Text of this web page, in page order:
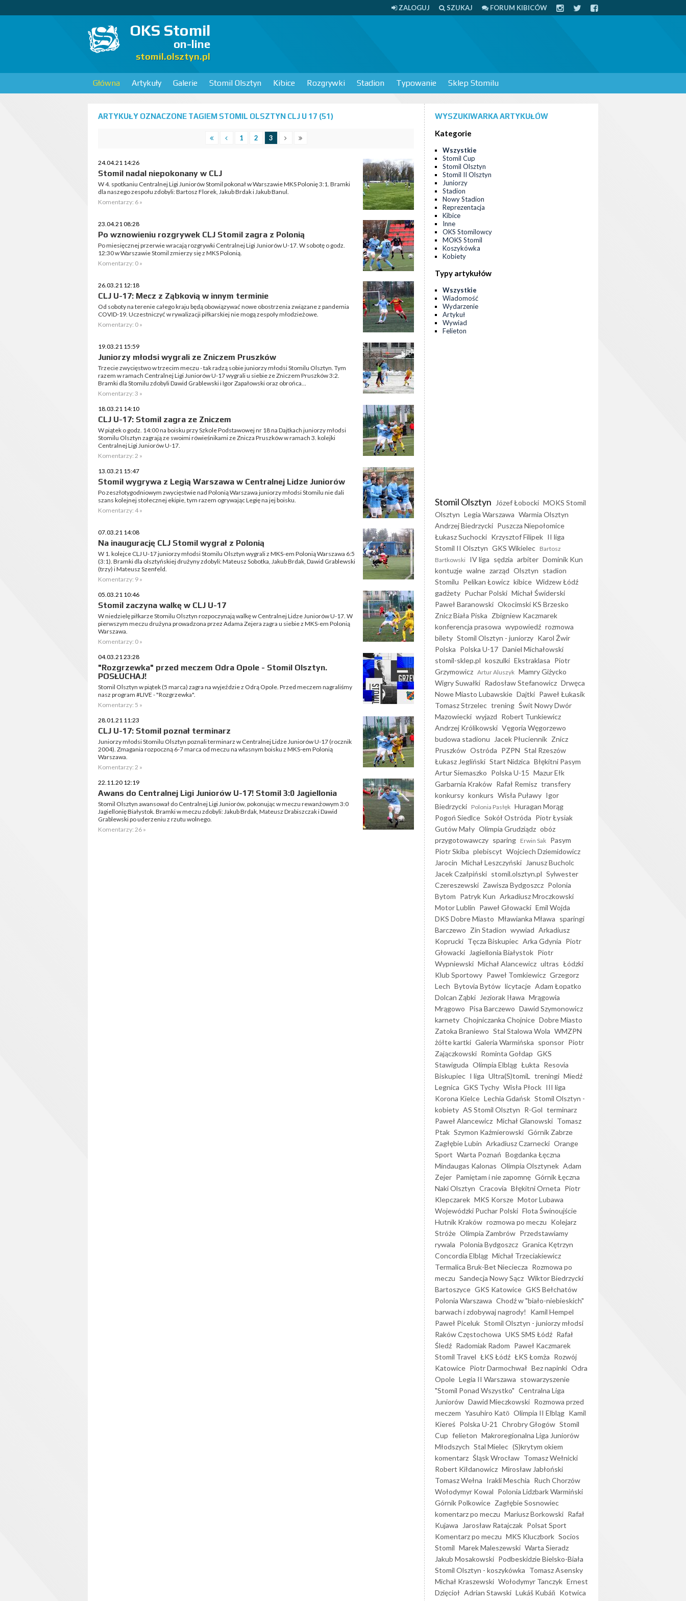
ZALOGUJ SZUKAJ FORUM KIBICÓW
OKS Stomil
on-line
stomil.olsztyn.pl
Główna Artykuły Galerie Stomil Olsztyn Kibice Rozgrywki Stadion Typowanie Sklep Stomilu
ARTYKUŁY OZNACZONE TAGIEM STOMIL OLSZTYN CLJ U 17 (51)
1 2 3
24.04.21 14:26
Stomil nadal niepokonany w CLJ
W 4. spotkaniu Centralnej Ligi Juniorów Stomil pokonał w Warszawie MKS Polonię 3:1. Bramki
dla naszego zespołu zdobyli: Bartosz Florek, Jakub Brdak i Jakub Banul.
Komentarzy: 6 »
23.04.21 08:28
Po wznowieniu rozgrywek CLJ Stomil zagra z Polonią
Po miesięcznej przerwie wracają rozgrywki Centralnej Ligi Juniorów U-17. W sobotę o godz.
12:30 w Warszawie Stomil zmierzy się z MKS Polonią.
Komentarzy: 0 »
26.03.21 12:18
CLJ U-17: Mecz z Ząbkovią w innym terminie
Od soboty na terenie całego kraju będą obowiązywać nowe obostrzenia związane z pandemia
COVID-19. Uczestniczyć w rywalizacji piłkarskiej nie mogą zespoły młodzieżowe.
Komentarzy: 0 »
19.03.21 15:59
Juniorzy młodsi wygrali ze Zniczem Pruszków
Trzecie zwycięstwo w trzecim meczu - tak radzą sobie juniorzy młodsi Stomilu Olsztyn. Tym
razem w ramach Centralnej Ligi Juniorów U-17 wygrali u siebie ze Zniczem Pruszków 3:2.
Bramki dla Stomilu zdobyli Dawid Grablewski i Igor Zapałowski oraz obrońca...
Komentarzy: 3 »
18.03.21 14:10
CLJ U-17: Stomil zagra ze Zniczem
W piątek o godz. 14:00 na boisku przy Szkole Podstawowej nr 18 na Dajtkach juniorzy młodsi
Stomilu Olsztyn zagrają ze swoimi rówieśnikami ze Znicza Pruszków w ramach 3. kolejki
Centralnej Ligi Juniorów U-17.
Komentarzy: 2 »
13.03.21 15:47
Stomil wygrywa z Legią Warszawa w Centralnej Lidze Juniorów
Po zeszłotygodniowym zwycięstwie nad Polonią Warszawa juniorzy młodsi Stomilu nie dali
szans kolejnej stołecznej ekipie, tym razem ogrywając Legię na jej boisku.
Komentarzy: 4 »
07.03.21 14:08
Na inaugurację CLJ Stomil wygrał z Polonią
W 1. kolejce CLJ U-17 juniorzy młodsi Stomilu Olsztyn wygrali z MKS-em Polonią Warszawa 6:5
(3:1). Bramki dla olsztyńskiej drużyny zdobyli: Mateusz Sobotka, Jakub Brdak, Dawid Grablewski
(trzy) i Mateusz Szenfeld.
Komentarzy: 9 »
05.03.21 10:46
Stomil zaczyna walkę w CLJ U-17
W niedzielę piłkarze Stomilu Olsztyn rozpoczynają walkę w Centralnej Lidze Juniorów U-17. W
pierwszym meczu drużyna prowadzona przez Adama Zejera zagra u siebie z MKS-em Polonią
Warszawa.
Komentarzy: 0 »
04.03.21 23:28
"Rozgrzewka" przed meczem Odra Opole - Stomil Olsztyn.
POSŁUCHAJ!
Stomil Olsztyn w piątek (5 marca) zagra na wyjeździe z Odrą Opole. Przed meczem nagraliśmy
nasz program #LIVE - "Rozgrzewka".
Komentarzy: 5 »
28.01.21 11:23
CLJ U-17: Stomil poznał terminarz
Juniorzy młodsi Stomilu Olsztyn poznali terminarz w Centralnej Lidze Juniorów U-17 (rocznik
2004). Zmagania rozpoczną 6-7 marca od meczu na własnym boisku z MKS-em Polonią
Warszawa.
Komentarzy: 2 »
22.11.20 12:19
Awans do Centralnej Ligi Juniorów U-17! Stomil 3:0 Jagiellonia
Stomil Olsztyn awansował do Centralnej Ligi Juniorów, pokonując w meczu rewanżowym 3:0
Jagiellonię Białystok. Bramki w meczu zdobyli: Jakub Brdak, Mateusz Drabiszczak i Dawid
Grablewski po uderzeniu z rzutu wolnego.
Komentarzy: 26 »
WYSZUKIWARKA ARTYKUŁÓW
Kategorie
Wszystkie
Stomil Cup
Stomil Olsztyn
Stomil II Olsztyn
Juniorzy
Stadion
Nowy Stadion
Reprezentacja
Kibice
Inne
OKS Stomilowcy
MOKS Stomil
Koszykówka
Kobiety
Typy artykułów
Wszystkie
Wiadomość
Wydarzenie
Artykuł
Wywiad
Felieton
Stomil Olsztyn Józef Łobocki MOKS Stomil
Olsztyn Legia Warszawa Warmia Olsztyn
Andrzej Biedrzycki Puszcza Niepołomice
Łukasz Suchocki Krzysztof Filipek II liga
Stomil II Olsztyn GKS Wikielec Bartosz
Bartkowski IV liga sędzia arbiter Dominik Kun
kontuzje walne zarząd Olsztyn stadion
Stomilu Pelikan Łowicz kibice Widzew Łódź
gadżety Puchar Polski Michał Świderski
Paweł Baranowski Okocimski KS Brzesko
Znicz Biała Piska Zbigniew Kaczmarek
konferencja prasowa wypowiedź rozmowa
bilety Stomil Olsztyn - juniorzy Karol Żwir
Polska Polska U-17 Daniel Michałowski
stomil-sklep.pl koszulki Ekstraklasa Piotr
Grzymowicz Artur Aluszyk Mamry Giżycko
Wigry Suwałki Radosław Stefanowicz Drwęca
Nowe Miasto Lubawskie Dajtki Paweł Łukasik
Tomasz Strzelec trening Świt Nowy Dwór
Mazowiecki wyjazd Robert Tunkiewicz
Andrzej Królikowski Vęgoria Węgorzewo
budowa stadionu
Jacek Płuciennik Znicz
Pruszków Ostróda PZPN Stal Rzeszów
Łukasz Jegliński Start Nidzica Błękitni Pasym
Artur Siemaszko Polska U-15 Mazur Ełk
Garbarnia Kraków Rafał Remisz transfery
konkursy konkurs Wisła Puławy Igor
Biedrzycki Polonia Pasłęk Huragan Morąg
Pogoń Siedlce Sokół Ostróda Piotr Łysiak
Gutów Mały Olimpia Grudziądz obóz
przygotowawczy sparing Erwin Sak Pasym
Piotr Skiba plebiscyt Wojciech Dziemidowicz
Jarocin Michał Leszczyński
Janusz Bucholc
Jacek Czałpiński stomil.olsztyn.pl Sylwester
Czereszewski Zawisza Bydgoszcz Polonia
Bytom Patryk Kun Arkadiusz Mroczkowski
Motor Lublin Paweł Głowacki Emil Wojda
DKS Dobre Miasto Mławianka Mława sparingi
Barczewo Zin Stadion wywiad Arkadiusz
Koprucki Tęcza Biskupiec Arka Gdynia Piotr
Głowacki
Jagiellonia Białystok Piotr
Wypniewski Michał Alancewicz ultras Łódzki
Klub Sportowy Paweł Tomkiewicz Grzegorz
Lech Bytovia Bytów licytacje Adam Łopatko
Dolcan Ząbki
Jeziorak Iława Mrągowia
Mrągowo Pisa Barczewo Dawid Szymonowicz
karnety Chojniczanka Chojnice Dobre Miasto
Zatoka Braniewo Stal Stalowa Wola WMZPN
żółte kartki Galeria Warmińska sponsor Piotr
Zajączkowski Rominta Gołdap GKS
Stawiguda Olimpia Elbląg Łukta Resovia
Biskupiec I liga Ultra(S)tomiL treningi Miedź
Legnica GKS Tychy Wisła Płock III liga
Korona Kielce Lechia Gdańsk Stomil Olsztyn -
kobiety AS Stomil Olsztyn R-Gol terminarz
Paweł Alancewicz Michał Glanowski Tomasz
Ptak Szymon Kaźmierowski Górnik Zabrze
Zagłębie Lubin Arkadiusz Czarnecki Orange
Sport Warta Poznań Bogdanka Łęczna
Mindaugas Kalonas Olimpia Olsztynek Adam
Zejer Pamiętam i nie zapomnę Górnik Łęczna
Naki Olsztyn Cracovia Błękitni Orneta Piotr
Klepczarek MKS Korsze Motor Lubawa
Wojewódzki Puchar Polski Flota Świnoujście
Hutnik Kraków rozmowa po meczu Kolejarz
Stróże Olimpia Zambrów Przedstawiamy
rywala Polonia Bydgoszcz Granica Kętrzyn
Concordia Elbląg Michał Trzeciakiewicz
Termalica Bruk-Bet Nieciecza Rozmowa po
meczu Sandecja Nowy Sącz Wiktor Biedrzycki
Bartoszyce GKS Katowice GKS Bełchatów
Polonia Warszawa Chodź w "biało-niebieskich"
barwach i zdobywaj nagrody!
Kamil Hempel
Paweł Piceluk Stomil Olsztyn - juniorzy młodsi
Raków Częstochowa UKS SMS Łódź Rafał
Śledź Radomiak Radom Paweł Kaczmarek
Stomil Travel ŁKS Łódź ŁKS Łomża Rozwój
Katowice Piotr Darmochwał Bez napinki Odra
Opole Legia II Warszawa stowarzyszenie
"Stomil Ponad Wszystko" Centralna Liga
Juniorów Dawid Mieczkowski Rozmowa przed
meczem Yasuhiro Katō Olimpia II Elbląg Kamil
Kiereś Polska U-21 Chrobry Głogów Stomil
Cup felieton Makroregionalna Liga Juniorów
Młodszych Stal Mielec (S)krytym okiem
komentarz Śląsk Wrocław Tomasz Wełnicki
Robert Kiłdanowicz Mirosław Jabłoński
Tomasz Wełna Irakli Meschia Ruch Chorzów
Wołodymyr Kowal Polonia Lidzbark Warmiński
Górnik Polkowice Zagłębie Sosnowiec
komentarz po meczu Mariusz Borkowski Rafał
Kujawa
Jarosław Ratajczak Polsat Sport
Komentarz po meczu MKS Kluczbork Socios
Stomil Marek Maleszewski Warta Sieradz
Jakub Mosakowski Podbeskidzie Bielsko-Biała
Stomil Olsztyn - koszykówka Tomasz Asensky
Michał Kraszewski Wołodymyr Tanczyk Ernest
Dzięcioł Adrian Stawski Lukáš Kubáň Kotwica